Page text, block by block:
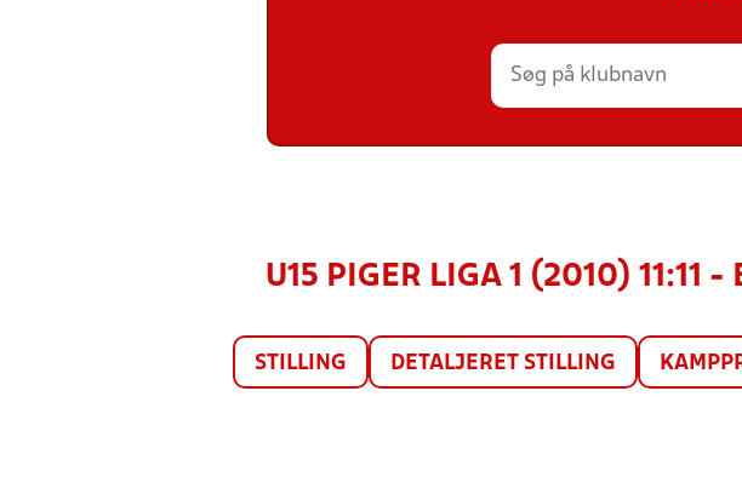
U15 PIGER LIGA 1 (2010) 11:11
STILLING DETALJERET STILLING